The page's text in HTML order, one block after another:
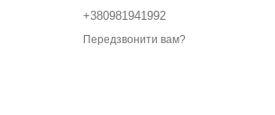
+380981941992
Передзвонити вам?